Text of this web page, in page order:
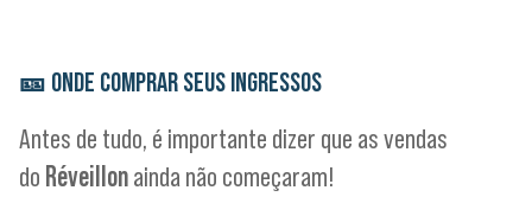
🎫 ONDE COMPRAR SEUS INGRESSOS
Antes de tudo, é importante dizer que as vendas
do Réveillonainda não começaram!